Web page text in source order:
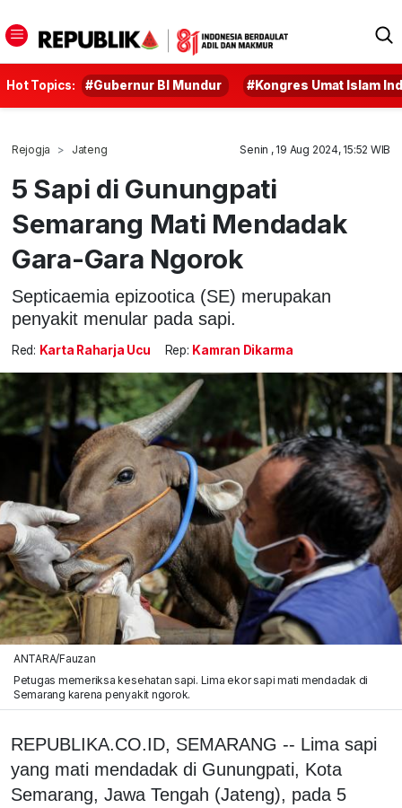
Hot Topics: #Gubernur BI Mundur #Kongres Umat Islam
Rejogja Jateng Senin , 19 Aug 2024, 15:52 WIB
5 Sapi di Gunungpati
Semarang Mati Mendadak
Gara-Gara Ngorok
Septicaemia epizootica (SE) merupakan
penyakit menular pada sapi.
Red: Karta Raharja Ucu Rep: Kamran Dikarma
ANTARA/Fauzan
Petugas memeriksa kesehatan sapi. Lima ekor sapi mati mendadak di
Semarang karena penyakit ngorok.
REPUBLIKA.CO.ID, SEMARANG -- Lima sapi
yang mati mendadak di Gunungpati, Kota
Semarang, Jawa Tengah (Jateng), pada 5